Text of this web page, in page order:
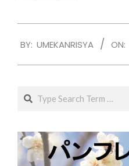
01-
BY: UMEKANRISYA ON:
Search